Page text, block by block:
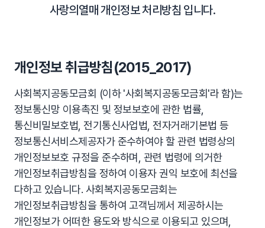
사랑의열매 개인정보 처리방침 입니다.
개인정보 취급방침(2015_2017)
사회복지공동모금회 (이하 '사회복지공동모금회'라 함)는
정보통신망 이용촉진 및 정보보호에 관한 법률,
통신비밀보호법, 전기통신사업법, 전자거래기본법 등
정보통신서비스제공자가 준수하여야 할 관련 법령상의
개인정보보호 규정을 준수하며, 관련 법령에 의거한
개인정보취급방침을 정하여 이용자 권익 보호에 최선을
다하고 있습니다. 사회복지공동모금회는
개인정보취급방침을 통하여 고객님께서 제공하시는
개인정보가 어떠한 용도와 방식으로 이용되고 있으며,